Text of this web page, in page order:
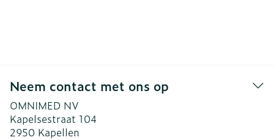
Neem contact met ons op
OMNIMED NV
Kapelsestraat 104
2950 Kapellen